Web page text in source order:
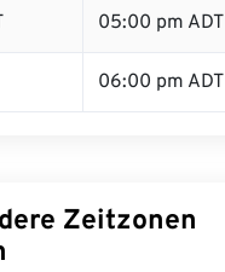
05:00 pm ADT
06:00 pm ADT
Zeitzonen